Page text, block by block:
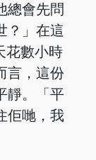
總會先問
？」在這
花數小時
言，這份
靜。「平
佢哋，我